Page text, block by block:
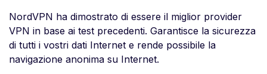
NordVPN ha dimostrato di essere il miglior provider
VPN in base ai test precedenti. Garantisce la sicurezza
di tutti i vostri dati Internet e rende possibile la
navigazione anonima su Internet.